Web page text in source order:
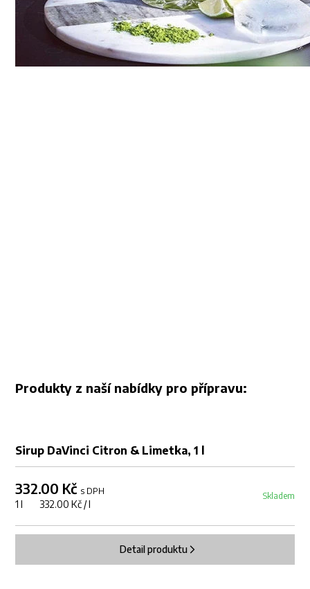
Produkty z naší nabídky pro přípravu:
Sirup DaVinci Citron & Limetka, 1 l
332.00 Kč s DPH
1 l 332.00 Kč / l
Skladem
Detail produktu